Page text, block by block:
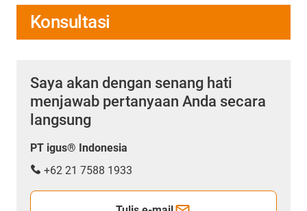
Konsultasi
Saya akan dengan senang hati
menjawab pertanyaan Anda secara
langsung
PT igus® Indonesia
+62 21 7588 1933